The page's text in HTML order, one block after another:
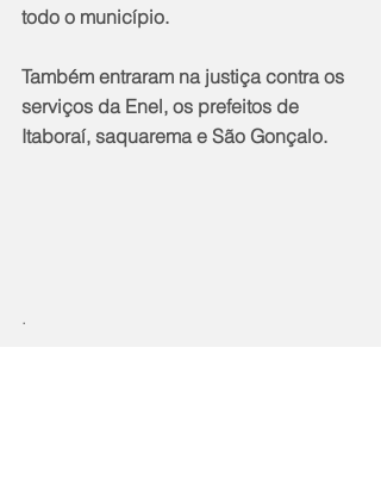
todo o município.
Também entraram na justiça contra os
serviços da Enel, os prefeitos de
Itaboraí, saquarema e São Gonçalo.
.